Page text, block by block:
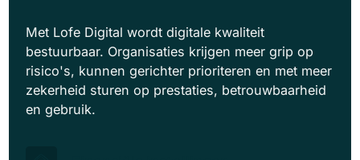
Met Lofe Digital wordt digitale kwaliteit
bestuurbaar. Organisaties krijgen meer grip op
risico's, kunnen gerichter prioriteren en met meer
zekerheid sturen op prestaties, betrouwbaarheid
en gebruik.